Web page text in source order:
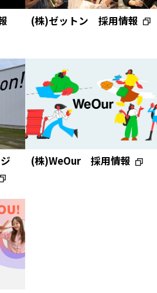
ニュース
企業情報
IR情報
テナビリティ
ループ企業
採用情報
fashion!
(株)ゼットン 採用情報
(株)WeOur 採用情報